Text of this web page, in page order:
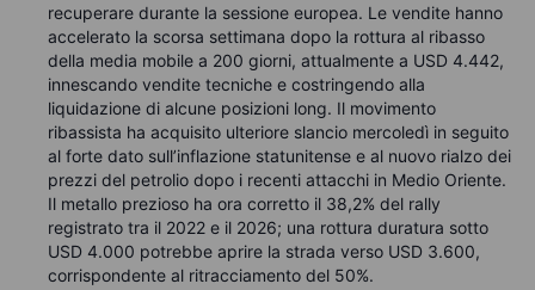
recuperare durante la sessione europea. Le vendite hanno
accelerato la scorsa settimana dopo la rottura al ribasso
della media mobile a 200 giorni, attualmente a USD 4.442,
innescando vendite tecniche e costringendo alla
liquidazione di alcune posizioni long. Il movimento
ribassista ha acquisito ulteriore slancio mercoledì in seguito
al forte dato sull’inflazione statunitense e al nuovo rialzo dei
prezzi del petrolio dopo i recenti attacchi in Medio Oriente.
Il metallo prezioso ha ora corretto il 38,2% del rally
registrato tra il 2022 e il 2026; una rottura duratura sotto
USD 4.000 potrebbe aprire la strada verso USD 3.600,
corrispondente al ritracciamento del 50%.